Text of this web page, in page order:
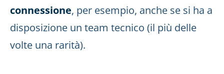
connessione, per esempio, anche se si ha a
disposizione un team tecnico (il più delle
volte una rarità).